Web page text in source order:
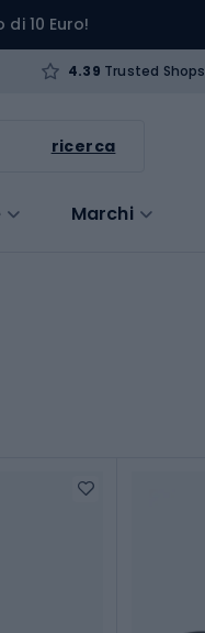
10 Euro!
4.39 Trusted Shops
ricerca
Marchi